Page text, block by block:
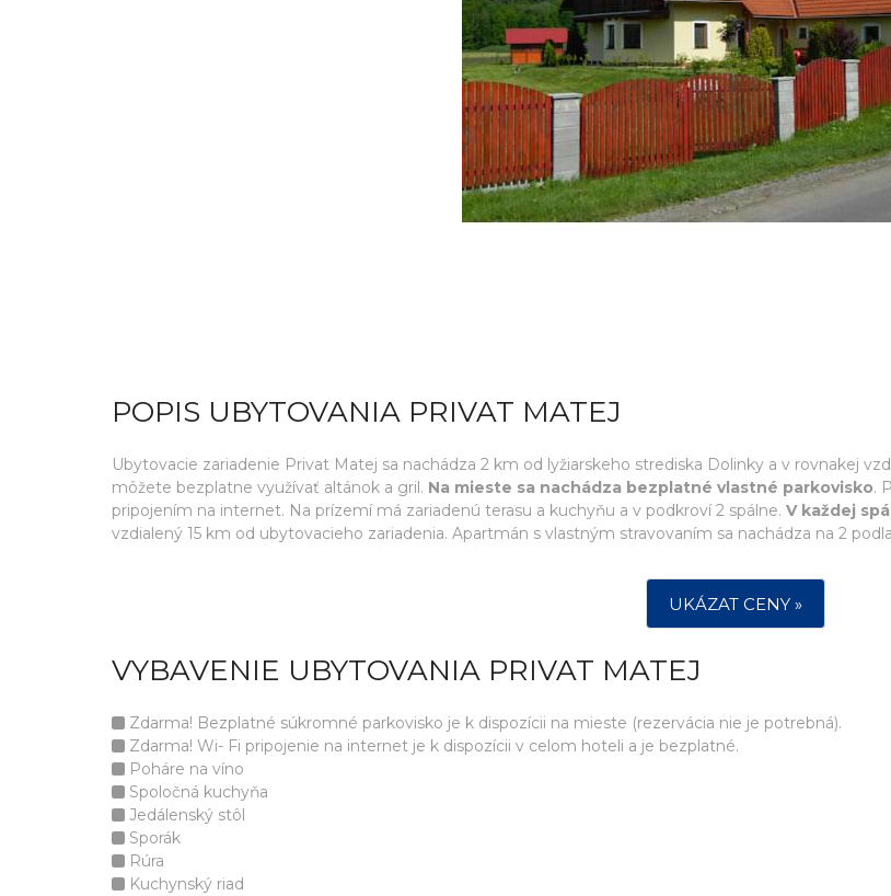
POPIS UBYTOVANIA PRIVAT MATEJ
Ubytovacie zariadenie Privat Matej sa nachádza 2 km od lyžiarskeho strediska Dolinky a v rovnakej
môžete bezplatne využívať altánok a gril. Na mieste sa nachádza bezplatné vlastné parkovisko.
pripojením na internet. Na prízemí má zariadenú terasu a kuchyňu a v podkroví 2 spálne. V každej
vzdialený 15 km od ubytovacieho zariadenia. Apartmán s vlastným stravovaním sa nachádza na 2
UKÁZAT CENY »
VYBAVENIE UBYTOVANIA PRIVAT MATEJ
Zdarma! Bezplatné súkromné parkovisko je k dispozícii na mieste (rezervácia nie je potrebná).
Zdarma! Wi- Fi pripojenie na internet je k dispozícii v celom hoteli a je bezplatné.
Poháre na víno
Spoločná kuchyňa
Jedálenský stôl
Sporák
Rúra
Kuchynský riad